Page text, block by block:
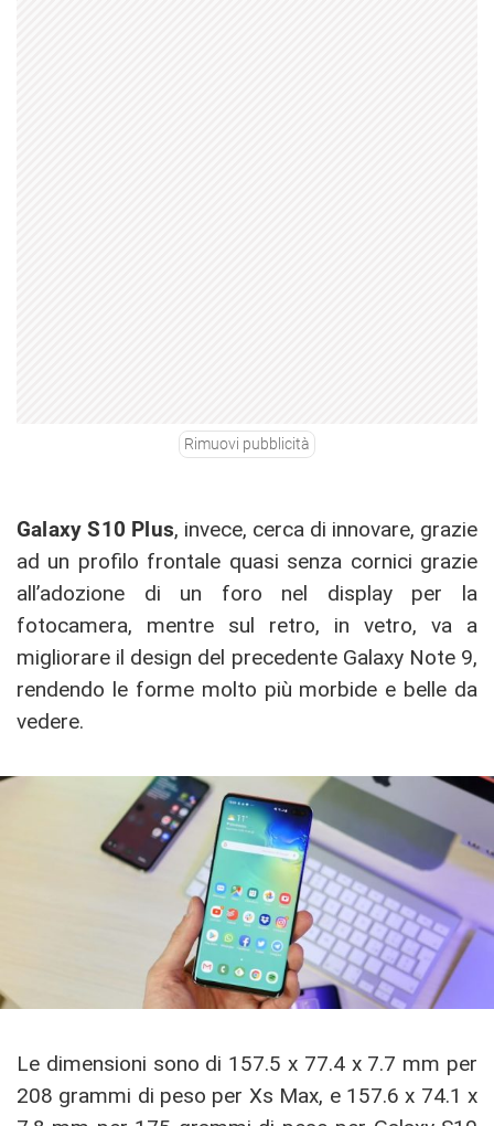
Rimuovi pubblicità
Galaxy S10 Plus, invece, cerca di innovare, grazie
ad un profilo frontale quasi senza cornici grazie
all’adozione di un foro nel display per la
fotocamera, mentre sul retro, in vetro, va a
migliorare il design del precedente Galaxy Note 9,
rendendo le forme molto più morbide e belle da
vedere.
Le dimensioni sono di 157.5 x 77.4 x 7.7 mm per
208 grammi di peso per Xs Max, e 157.6 x 74.1 x